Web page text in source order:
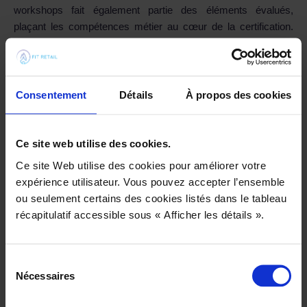
Consentement Détails À propos des cookies
Ce site web utilise des cookies.
Ce site Web utilise des cookies pour améliorer votre
expérience utilisateur. Vous pouvez accepter l’ensemble
ou seulement certains des cookies listés dans le tableau
récapitulatif accessible sous « Afficher les détails ».
Nécessaires
workshops fait également partie des éléments évalués,
plaçant les compétences métier au cœur de la certification.
« Workshops », « Configuration avancée » ou encore
compétences, elles nous permettent de témoigner des projets
Nos certifications deviennent ainsi nos seules preuves
Quels sont les enjeux pour nos